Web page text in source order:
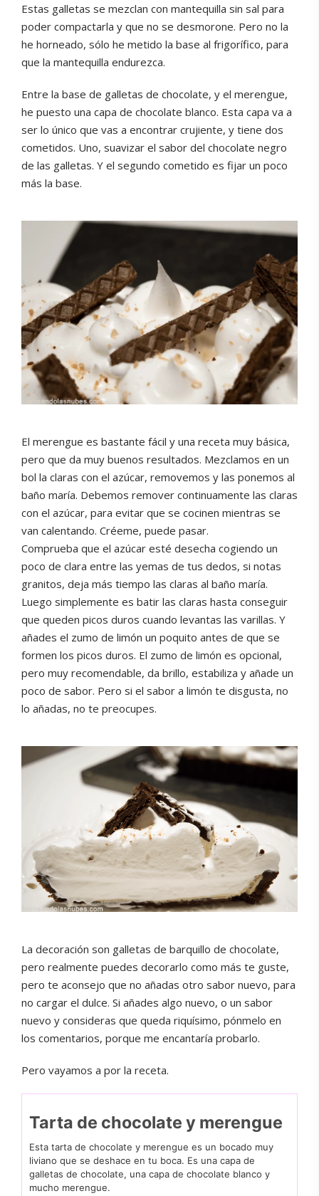
Estas galletas se mezclan con mantequilla sin sal para
poder compactarla y que no se desmorone. Pero no la
he horneado, sólo he metido la base al frigorífico, para
que la mantequilla endurezca.
Entre la base de galletas de chocolate, y el merengue,
he puesto una capa de chocolate blanco. Esta capa va a
ser lo único que vas a encontrar crujiente, y tiene dos
cometidos. Uno, suavizar el sabor del chocolate negro
de las galletas. Y el segundo cometido es fijar un poco
más la base.
El merengue es bastante fácil y una receta muy básica,
pero que da muy buenos resultados. Mezclamos en un
bol la claras con el azúcar, removemos y las ponemos al
baño maría. Debemos remover continuamente las claras
con el azúcar, para evitar que se cocinen mientras se
van calentando. Créeme, puede pasar.
Comprueba que el azúcar esté desecha cogiendo un
poco de clara entre las yemas de tus dedos, si notas
granitos, deja más tiempo las claras al baño maría.
Luego simplemente es batir las claras hasta conseguir
que queden picos duros cuando levantas las varillas. Y
añades el zumo de limón un poquito antes de que se
formen los picos duros. El zumo de limón es opcional,
pero muy recomendable, da brillo, estabiliza y añade un
poco de sabor. Pero si el sabor a limón te disgusta, no
lo añadas, no te preocupes.
La decoración son galletas de barquillo de chocolate,
pero realmente puedes decorarlo como más te guste,
pero te aconsejo que no añadas otro sabor nuevo, para
no cargar el dulce. Si añades algo nuevo, o un sabor
nuevo y consideras que queda riquísimo, pónmelo en
los comentarios, porque me encantaría probarlo.
Pero vayamos a por la receta.
Tarta de chocolate y merengue
Esta tarta de chocolate y merengue es un bocado muy
liviano que se deshace en tu boca. Es una capa de
galletas de chocolate, una capa de chocolate blanco y
mucho merengue.